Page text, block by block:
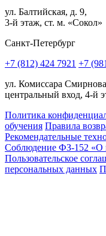
ул. Балтийская, д. 9,
3-й этаж, ст. м. «Сокол»
Санкт-Петербург
+7 (812) 424 7921 +7
ул. Комиссара
центральный вход, 4-й
Политика
обучения Правила
Рекомендательные
Соблюдение ФЗ-152 «О
Пользовательское
персональных данных